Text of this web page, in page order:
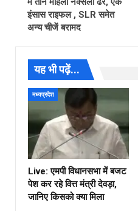
इंसास राइफल , SLR समेत
अन्य चीजें बरामद
यह भी पढ़ें...
मध्यप्रदेश
Live: एमपी विधानसभा में बजट
पेश कर रहे वित्त मंत्री देवड़ा,
जानिए किसको क्या मिला